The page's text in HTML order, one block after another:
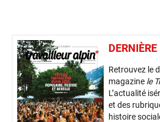
Retrouvez le
magazine le
L’actualité
et des
histoire